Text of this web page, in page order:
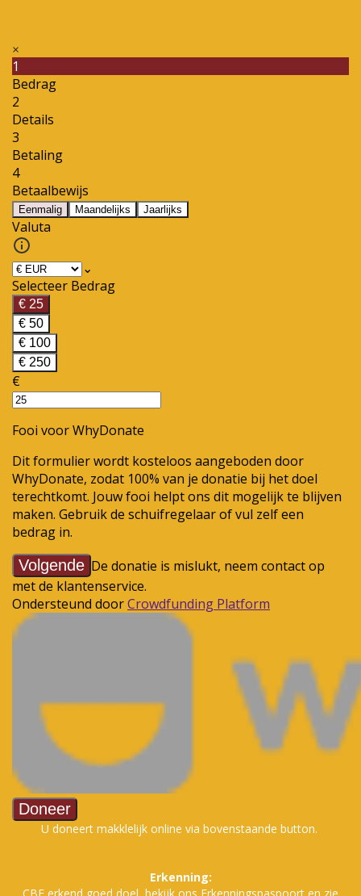
U doneert makklelijk online via bovenstaande button.
Erkenning: